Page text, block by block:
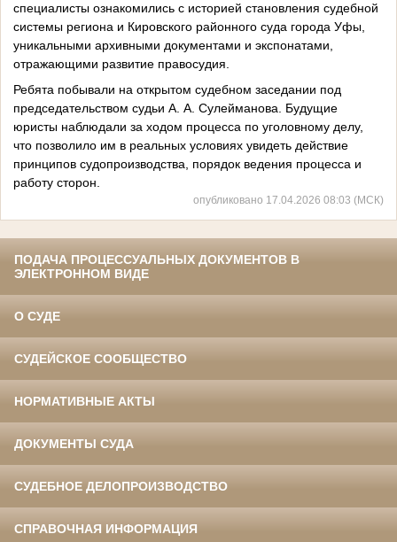
специалисты ознакомились с историей становления судебной
системы региона и Кировского районного суда города Уфы,
уникальными архивными документами и экспонатами,
отражающими развитие правосудия.
Ребята побывали на открытом судебном заседании под
председательством судьи А. А. Сулейманова. Будущие
юристы наблюдали за ходом процесса по уголовному делу,
что позволило им в реальных условиях увидеть действие
принципов судопроизводства, порядок ведения процесса и
работу сторон.
опубликовано 17.04.2026 08:03 (МСК)
ПОДАЧА ПРОЦЕССУАЛЬНЫХ ДОКУМЕНТОВ В
ЭЛЕКТРОННОМ ВИДЕ
О СУДЕ
СУДЕЙСКОЕ СООБЩЕСТВО
НОРМАТИВНЫЕ АКТЫ
ДОКУМЕНТЫ СУДА
СУДЕБНОЕ ДЕЛОПРОИЗВОДСТВО
СПРАВОЧНАЯ ИНФОРМАЦИЯ